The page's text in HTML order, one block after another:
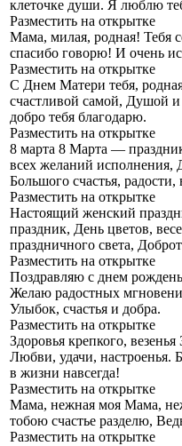
клеточке души. Я люблю
Разместить на открытке
Мама, милая, родная! Тебя
спасибо говорю! И очень
Разместить на открытке
С Днем Матери тебя,
счастливой самой, Душой
добро тебя благодарю.
Разместить на открытке
8 марта 8 Марта —
всех желаний исполнения,
Большого счастья,
Разместить на открытке
Настоящий женский
праздник, День цветов,
праздничного света,
Разместить на открытке
Поздравляю с днем
Желаю радостных
Улыбок, счастья и добра.
Разместить на открытке
Здоровья крепкого, везенья
Любви, удачи, настроенья.
в жизни навсегда!
Разместить на открытке
Мама, нежная моя Мама,
тобою счастье разделю,
Разместить на открытке